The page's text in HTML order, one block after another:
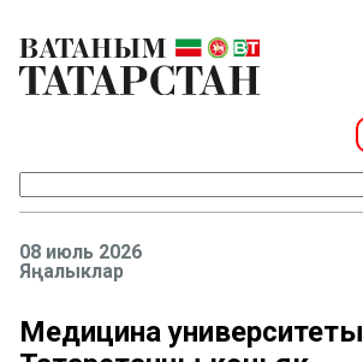
08 июль 2026
Яңалыклар
Медицина университеты